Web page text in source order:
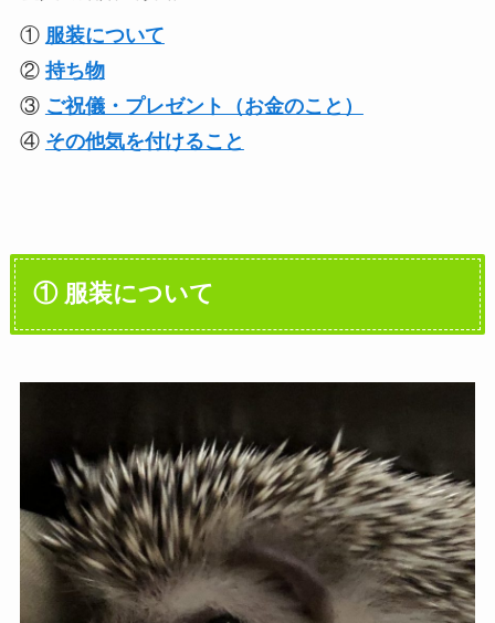
① 服装について
② 持ち物
③ ご祝儀・プレゼント（お金のこと）
④ その他気を付けること
① 服装について